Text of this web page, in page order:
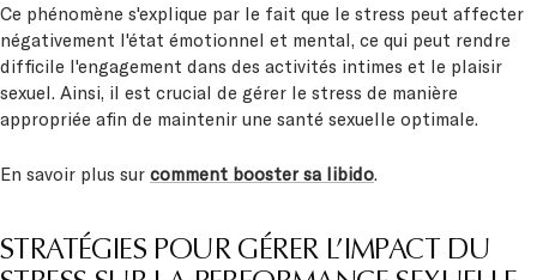
Ce phénomène s'explique par le fait que le stress peut affecter
négativement l'état émotionnel et mental, ce qui peut rendre
difficile l'engagement dans des activités intimes et le plaisir
sexuel. Ainsi, il est crucial de gérer le stress de manière
appropriée afin de maintenir une santé sexuelle optimale.
En savoir plus sur comment booster sa libido.
STRATÉGIES POUR GÉRER L’IMPACT DU